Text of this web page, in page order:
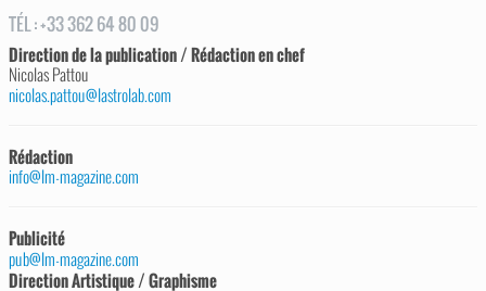
TÉL:+33 362 64 80 09
Direction de la publication / Rédaction en chef
Nicolas Pattou
nicolas.pattou@lastrolab.com
Rédaction
info@lm-magazine.com
Publicité
pub@lm-magazine.com
Direction Artistique / Graphisme